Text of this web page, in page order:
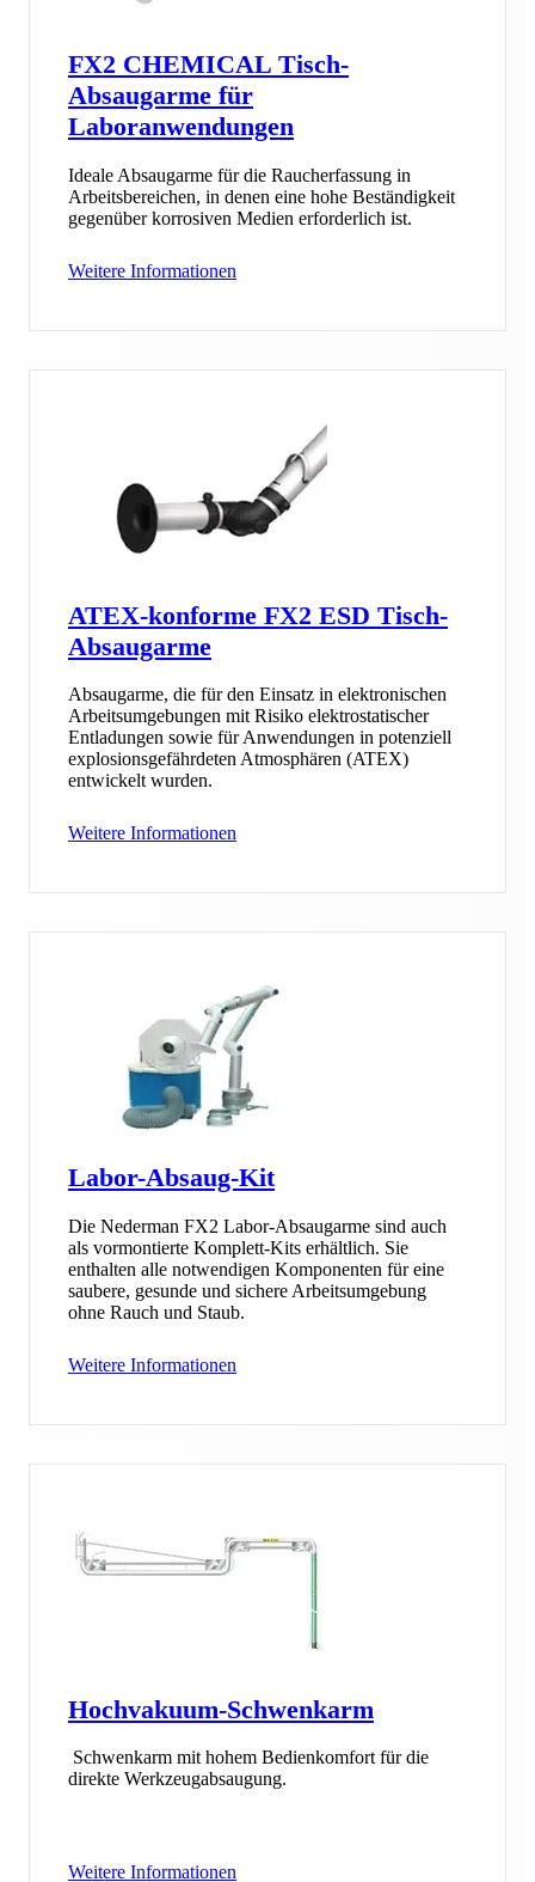
FX2 CHEMICAL Tisch-
Absaugarme für
Laboranwendungen
Ideale Absaugarme für die Raucherfassung in
Arbeitsbereichen, in denen eine hohe Beständigkeit
gegenüber korrosiven Medien erforderlich ist.
Weitere Informationen
ATEX-konforme FX2 ESD Tisch-
Absaugarme
Absaugarme, die für den Einsatz in elektronischen
Arbeitsumgebungen mit Risiko elektrostatischer
Entladungen sowie für Anwendungen in potenziell
explosionsgefährdeten Atmosphären (ATEX)
entwickelt wurden.
Weitere Informationen
Labor-Absaug-Kit
Die Nederman FX2 Labor-Absaugarme sind auch
als vormontierte Komplett-Kits erhältlich. Sie
enthalten alle notwendigen Komponenten für eine
saubere, gesunde und sichere Arbeitsumgebung
ohne Rauch und Staub.
Weitere Informationen
Hochvakuum-Schwenkarm
Schwenkarm mit hohem Bedienkomfort für die
direkte Werkzeugabsaugung.
Weitere Informationen